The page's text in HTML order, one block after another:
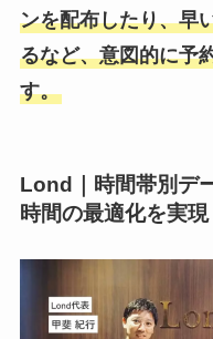
ンを配布したり、早
るなど、意図的に予
す。
Lond｜時間帯別デ
時間の最適化を実現